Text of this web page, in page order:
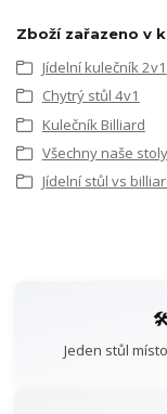
Zboží zařazeno v
Jídelní kulečník 2v1
Chytrý stůl 4v1
Kulečník Billiard
Všechny naše stoly
Jídelní stůl vs
Jeden stůl